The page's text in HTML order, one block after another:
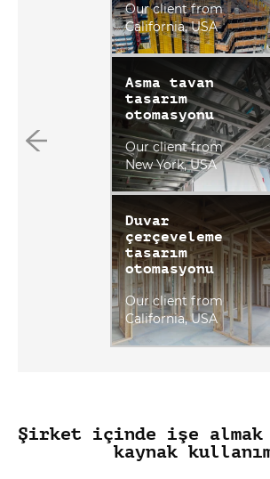
Our client from
California, USA
Asma tavan
tasarım
otomasyonu
Our client from
New York, USA
Duvar
çerçeveleme
tasarım
otomasyonu
Our client from
California, USA
Şirket içinde işe almak
kaynak